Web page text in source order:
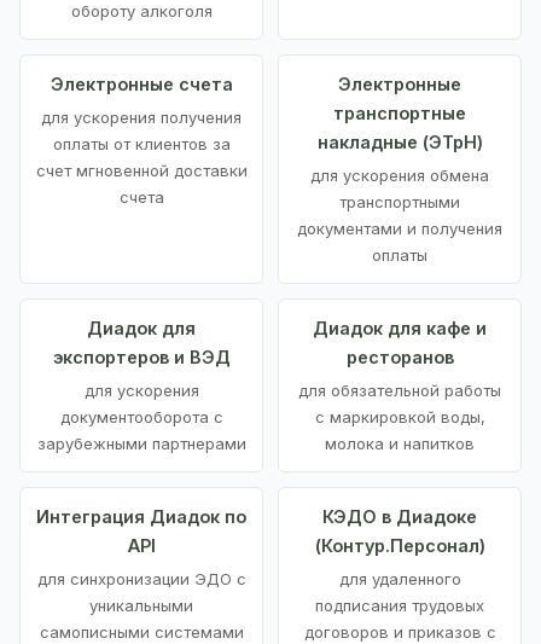
обороту алкоголя
Электронные счета
для ускорения получения
оплаты от клиентов за
счет мгновенной доставки
счета
Электронные
транспортные
накладные (ЭТрН)
для ускорения обмена
транспортными
документами и получения
оплаты
Диадок для
экспортеров и ВЭД
для ускорения
документооборота с
зарубежными партнерами
Диадок для кафе и
ресторанов
для обязательной работы
с маркировкой воды,
молока и напитков
Интеграция Диадок по
API
для синхронизации ЭДО с
уникальными
самописными системами
КЭДО в Диадоке
(Контур.Персонал)
для удаленного
подписания трудовых
договоров и приказов с